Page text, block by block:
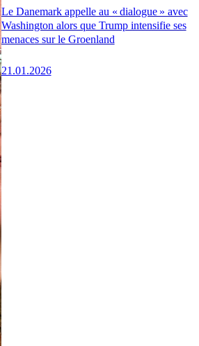
Le Danemark appelle au « dialogue » avec
Washington alors que Trump intensifie ses
menaces sur le Groenland
21.01.2026